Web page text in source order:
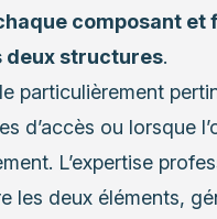
composant et
deux structures.
particulièrement
d’accès ou lorsque
L’expertise
les deux éléments,